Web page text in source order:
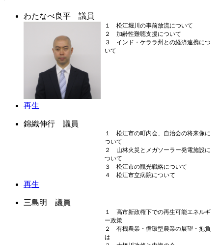
わたなべ良平 議員
１ 松江堀川の事前放流について
２ 加齢性難聴支援について
３ インド・ケララ州との経済連携につ
いて
再生
錦織伸行 議員
１ 松江市の町内会、自治会の将来像に
ついて
２ 山林火災とメガソーラー発電施設に
ついて
３ 松江市の観光戦略について
４ 松江市立病院について
再生
三島明 議員
１ 高市新政権下での再生可能エネルギ
ー政策
２ 有機農業・循環型農業の展望・抱負
は